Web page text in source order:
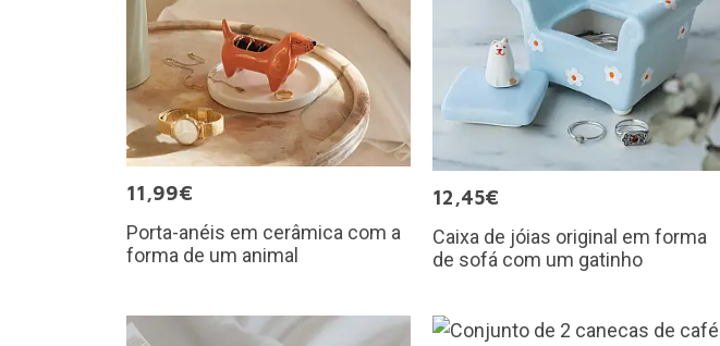
11,99€
Porta-anéis em cerâmica com a
forma de um animal
12,45€
Caixa de jóias original em forma
de sofá com um gatinho